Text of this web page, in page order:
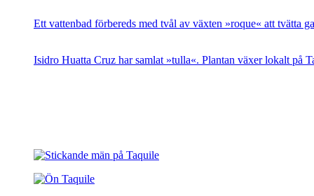
Ett vattenbad förbereds med tvål av växten »roque« att tvätta
Isidro Huatta Cruz har samlat »tulla«. Plantan växer lokalt på